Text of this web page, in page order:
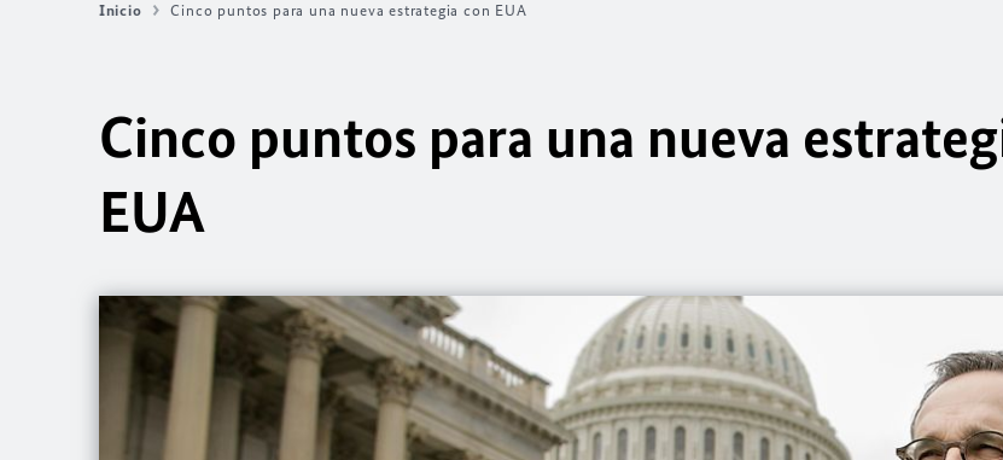
Inicio Cinco puntos para una nueva estrategia con EUA
Cinco puntos para una nueva
EUA